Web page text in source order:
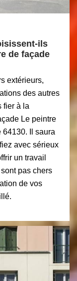
ils
de façade
extérieurs,
des autres
fier à la
Le peintre
Il saura
avec sérieux
un travail
pas chers
de vos